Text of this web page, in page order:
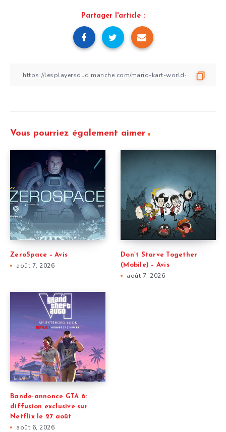
Partager l'article :
Vous pourriez également aimer
ZeroSpace – Avis
août 7, 2026
Don’t Starve Together
(Mobile) – Avis
août 7, 2026
Bande-annonce GTA 6:
diffusion exclusive sur
Netflix le 27 août
août 6, 2026